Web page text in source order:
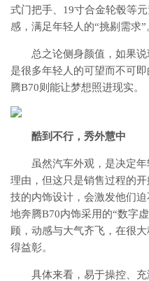
式门把手、19寸合金轮毂等
感，满足年轻人的“挑剔需求”
总之论侧身颜值，如果说
是很多年轻人的可望而不可
腾B70则能让梦想照进现实。
酷到不行，秀外慧中
虽然汽车外观，是决定
理由，但这只是销售过程的
技的内饰设计，会激发他们
地奔腾B70内饰采用的“数字
顾，动感与大气齐飞，在很
得益彰。
具体来看，易于操控、